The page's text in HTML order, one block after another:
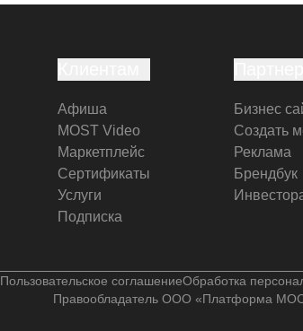
Афиша
MOST Video
Маркетплейс
Сертификаты
Услуги
Подписка
Бизнес
Создать
Реклама
Брендбук
Пользовательское соглашениеОбработка
Правообладатель ООО «Платформа